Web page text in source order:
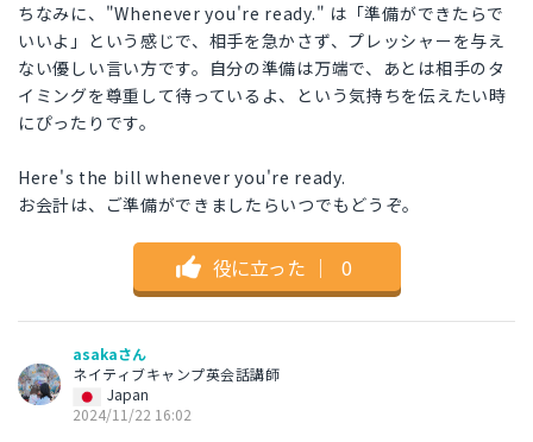
ちなみに、"Whenever you're ready." は「準備ができたらで
いいよ」という感じで、相手を急かさず、プレッシャーを与え
ない優しい言い方です。自分の準備は万端で、あとは相手のタ
イミングを尊重して待っているよ、という気持ちを伝えたい時
にぴったりです。
Here's the bill whenever you're ready.
お会計は、ご準備ができましたらいつでもどうぞ。
役に立った ｜ 0
asakaさん
ネイティブキャンプ英会話講師
Japan
2024/11/22 16:02